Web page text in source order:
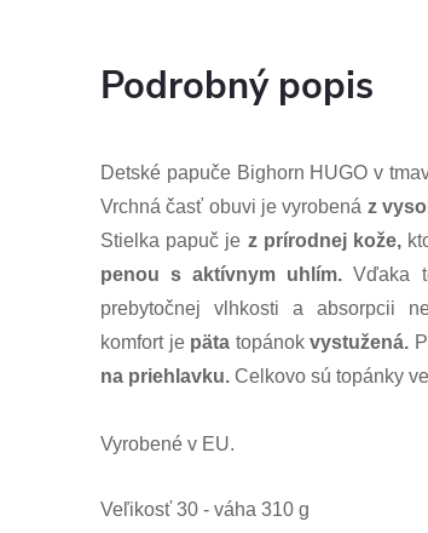
Podrobný popis
Detské papuče Bighorn HUGO v
Vrchná časť obuvi je vyrobená z
Stielka papuč je z prírodnej kože,
penou s aktívnym uhlím. Vďaka
prebytočnej vlhkosti a absorpcii
komfort je päta topánok vystužená.
na priehlavku. Celkovo sú topánky
Vyrobené v EU.
Veľikosť 30 - váha 310 g